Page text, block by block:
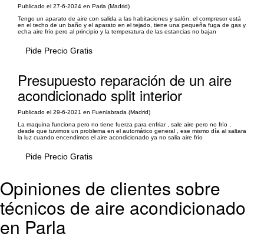
Publicado el 27-6-2024 en Parla (Madrid)
Tengo un aparato de aire con salida a las habitaciones y salón, el compresor está
en el techo de un baño y el aparato en el tejado, tiene una pequeña fuga de gas y
echa aire frío pero al principio y la temperatura de las estancias no bajan
Pide Precio Gratis
Presupuesto reparación de un aire
acondicionado split interior
Publicado el 29-6-2021 en Fuenlabrada (Madrid)
La maquina funciona pero no tiene fuerza para enfriar , sale aire pero no frío ,
desde que tuvimos un problema en el automático general , ese mismo día al saltara
la luz cuando encendimos el aire acondicionado ya no salia aire frío
Pide Precio Gratis
Opiniones de clientes sobre
técnicos de aire acondicionado
en Parla